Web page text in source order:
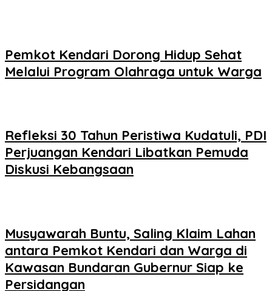
Pemkot Kendari Dorong Hidup Sehat
Melalui Program Olahraga untuk Warga
Refleksi 30 Tahun Peristiwa Kudatuli, PDI
Perjuangan Kendari Libatkan Pemuda
Diskusi Kebangsaan
Musyawarah Buntu, Saling Klaim Lahan
antara Pemkot Kendari dan Warga di
Kawasan Bundaran Gubernur Siap ke
Persidangan